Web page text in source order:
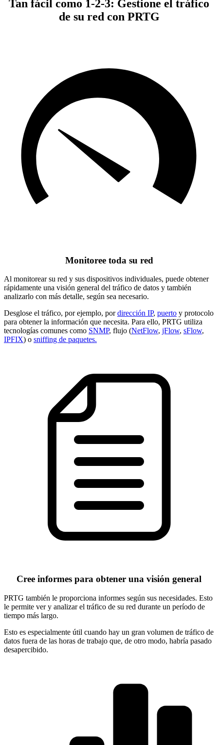
Tan fácil como 1-2-3: Gestione el tráfico
de su red con PRTG
Monitoree toda su red
Al monitorear su red y sus dispositivos individuales, puede obtener
rápidamente una visión general del tráfico de datos y también
analizarlo con más detalle, según sea necesario.
Desglose el tráfico, por ejemplo, pordirección IP, puerto y protocolo
para obtener la información que necesita. Para ello, PRTG utiliza
tecnologías comunes como SNMP, flujo (NetFlow, jFlow, sFlow,
IPFIX) o sniffing de paquetes.
Cree informes para obtener una visión general
PRTG también le proporciona informes según sus necesidades. Esto
le permite ver y analizar el tráfico de su red durante un período de
tiempo más largo.
Esto es especialmente útil cuando hay un gran volumen de tráfico de
datos fuera de las horas de trabajo que, de otro modo, habría pasado
desapercibido.